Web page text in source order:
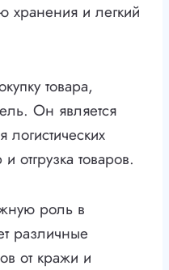
хранения и легкий
товара,
Он является
отгрузка товаров.
роль в
различные
от кражи и